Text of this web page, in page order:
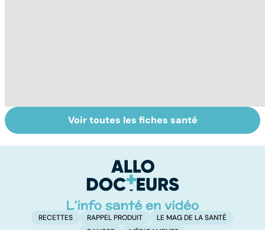
Les agrumes et
leurs bienfaits
Dérèglement
hormonal : et si
surrénales ?
Voir toutes les fiches santé
RECETTES RAPPEL PRODUIT
LE MAG DE LA SANTÉ